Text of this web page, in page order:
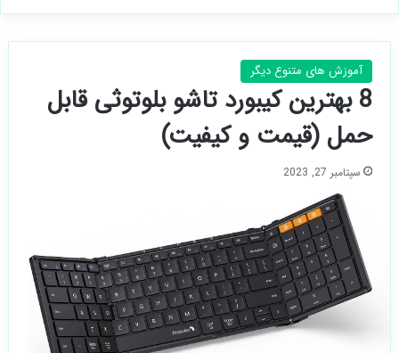
آموزش های متنوع دیگر
8 بهترین کیبورد تاشو بلوتوثی قابل
حمل (قیمت و کیفیت)
سپتامبر 27, 2023